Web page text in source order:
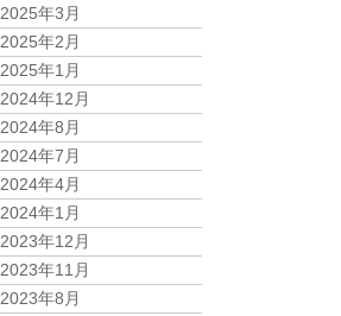
2025年3月
2025年2月
2025年1月
2024年12月
2024年8月
2024年7月
2024年4月
2024年1月
2023年12月
2023年11月
2023年8月